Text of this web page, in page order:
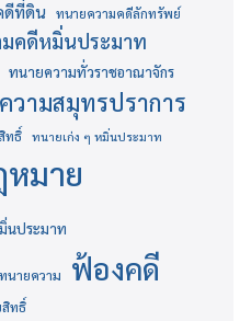
ดีที่ดิน ทนายความคดีลักทรัพย์
คดีหมิ่นประมาท
ทนายความทั่วราชอาณาจักร
วามสมุทรปราการ
ทธิ์ ทนายเก่ง ๆ หมิ่นประมาท
มาย
นประมาท
นายความ ฟ้องคดี
ทธิ์